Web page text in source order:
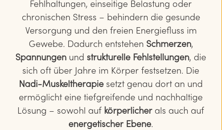
Fehlhaltungen, einseitige Belastung oder
chronischen Stress – behindern die gesunde
Versorgung und den freien Energiefluss im
Gewebe. Dadurch entstehen Schmerzen,
Spannungen und strukturelle Fehlstellungen, die
sich oft über Jahre im Körper festsetzen. Die
Nadi-Muskeltherapie setzt genau dort an und
ermöglicht eine tiefgreifende und nachhaltige
Lösung – sowohl auf körperlicherals auch auf
energetischer Ebene.